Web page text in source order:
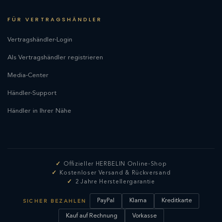
FÜR VERTRAGSHÄNDLER
Vertragshändler-Login
Als Vertragshändler registrieren
Media-Center
Händler-Support
Händler in Ihrer Nähe
Offizieller HERBELIN Online-Shop
Kostenloser Versand & Rückversand
2 Jahre Herstellergarantie
SICHER BEZAHLEN PayPal Klarna Kreditkarte
Kauf auf Rechnung Vorkasse